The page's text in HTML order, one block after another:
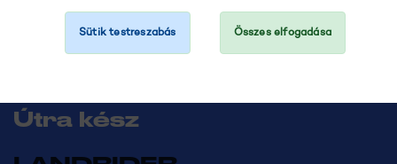
Sütik testreszabás Összes elfogadása
Útra kész